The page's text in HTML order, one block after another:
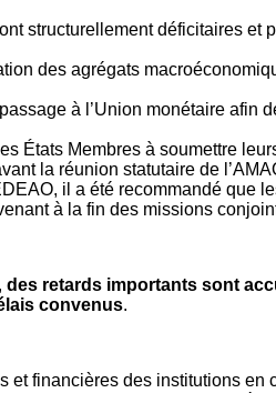
structurellement déficitaires et
des agrégats
à l’Union monétaire afin
États Membres à soumettre
la réunion statutaire de
il a été recommandé que
à la fin des missions
des retards importants sont
convenus.
et financières des institutions